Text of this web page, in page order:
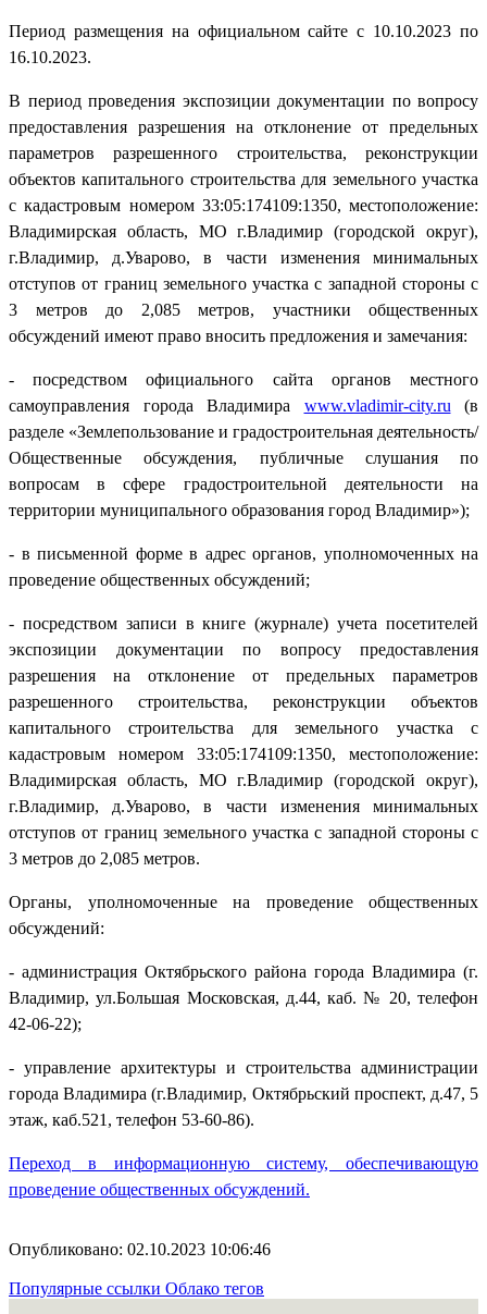
Период размещения на официальном сайте с 10.10.2023 по
16.10.2023.
В период проведения экспозиции документации по вопросу
предоставления разрешения на отклонение от предельных
параметров разрешенного строительства, реконструкции
объектов капитального строительства для земельного участка
с кадастровым номером 33:05:174109:1350, местоположение:
Владимирская область, МО г.Владимир (городской округ),
г.Владимир, д.Уварово, в части изменения минимальных
отступов от границ земельного участка с западной стороны с
3 метров до 2,085 метров, участники общественных
обсуждений имеют право вносить предложения и замечания:
- посредством официального сайта органов местного
самоуправления города Владимира www.vladimir-city.ru (в
разделе «Землепользование и градостроительная деятельность/
Общественные обсуждения, публичные слушания по
вопросам в сфере градостроительной деятельности на
территории муниципального образования город Владимир»);
- в письменной форме в адрес органов, уполномоченных на
проведение общественных обсуждений;
- посредством записи в книге (журнале) учета посетителей
экспозиции документации по вопросу предоставления
разрешения на отклонение от предельных параметров
разрешенного строительства, реконструкции объектов
капитального строительства для земельного участка с
кадастровым номером 33:05:174109:1350, местоположение:
Владимирская область, МО г.Владимир (городской округ),
г.Владимир, д.Уварово, в части изменения минимальных
отступов от границ земельного участка с западной стороны с
3 метров до 2,085 метров.
Органы, уполномоченные на проведение общественных
обсуждений:
- администрация Октябрьского района города Владимира (г.
Владимир, ул.Большая Московская, д.44, каб. № 20, телефон
42-06-22);
- управление архитектуры и строительства администрации
города Владимира (г.Владимир, Октябрьский проспект, д.47, 5
этаж, каб.521, телефон 53-60-86).
Переход в информационную систему, обеспечивающую
проведение общественных обсуждений.
Опубликовано: 02.10.2023 10:06:46
Популярные ссылки Облако тегов